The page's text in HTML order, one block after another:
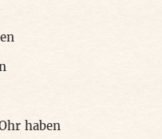
haben